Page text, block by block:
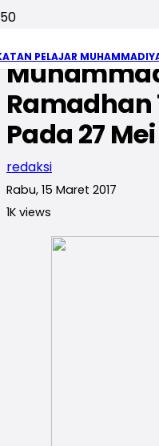
PELAJAR
Ramadhan
Pada 27 Mei
redaksi
Rabu, 15 Maret 2017
1K views